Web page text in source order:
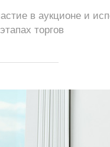
в аукционе и
торгов